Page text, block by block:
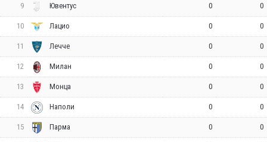
9 Ювентус 0 0
10 Лацио 0 0
11 Лечче 0 0
12 Милан 0 0
13 Монца 0 0
14 Наполи 0 0
15 Парма 0 0